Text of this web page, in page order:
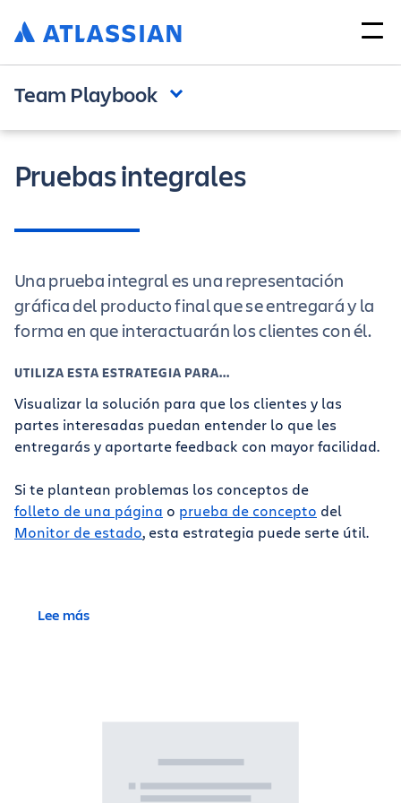
Team Playbook
Pruebas integrales
Una prueba integral es una representación
gráfica del producto final que se entregará y la
forma en que interactuarán los clientes con él.
UTILIZA ESTA ESTRATEGIA PARA...
Visualizar la solución para que los clientes y las
partes interesadas puedan entender lo que les
entregarás y aportarte feedback con mayor facilidad.
Si te plantean problemas los conceptos de
folleto de una página o prueba de concepto del
Monitor de estado, esta estrategia puede serte útil.
Lee más
y a los urbanistas les encanta crear modelos a
trabajar con tantos fragmentos de un todo, la
mejor forma de asegurarse de que los